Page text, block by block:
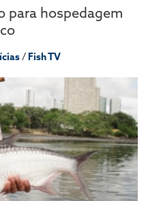
para hospedagem
/ Fish TV